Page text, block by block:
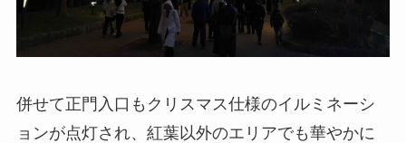
併せて正門入口もクリスマス仕様のイルミネーシ
ョンが点灯され、紅葉以外のエリアでも華やかに